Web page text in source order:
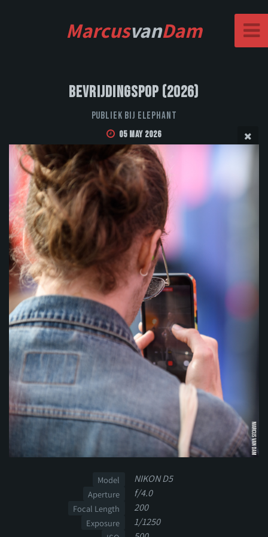
MarcusvanDam
Bevrijdingspop (2026)
Publiek bij Elephant
05 May 2026
Model NIKON D5
Aperture f/4.0
Focal Length 200
Exposure 1/1250